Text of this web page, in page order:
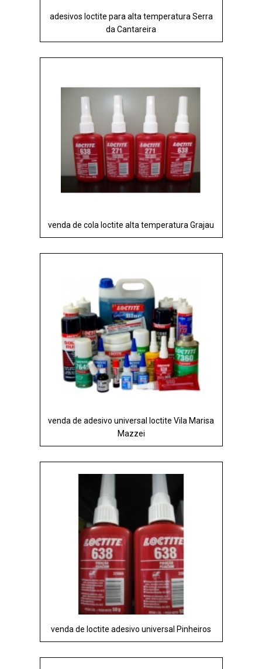
adesivos loctite para alta temperatura Serra
da Cantareira
venda de cola loctite alta temperatura Grajau
venda de adesivo universal loctite Vila Marisa
Mazzei
venda de loctite adesivo universal Pinheiros